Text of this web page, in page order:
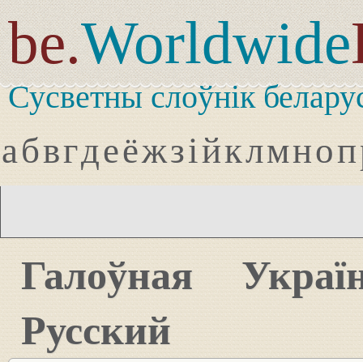
be.Worldwide
Сусветны слоўнік
абвгдеёжзійклмноп
Галоўная
Русский